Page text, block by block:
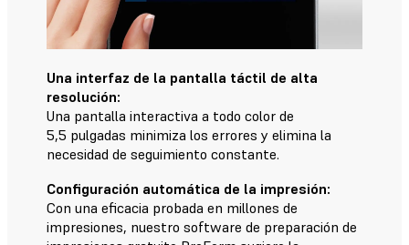
Una interfaz de la pantalla táctil de alta
resolución:
Una pantalla interactiva a todo color de
5,5 pulgadas minimiza los errores y elimina la
necesidad de seguimiento constante.
Configuración automática de la impresión:
Con una eficacia probada en millones de
impresiones, nuestro software de preparación de